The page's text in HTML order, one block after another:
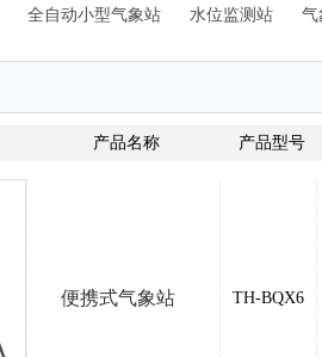
全自动小型气象站 水位监测站 气
产品名称 产品型号
便携式气象站 TH-BQX6